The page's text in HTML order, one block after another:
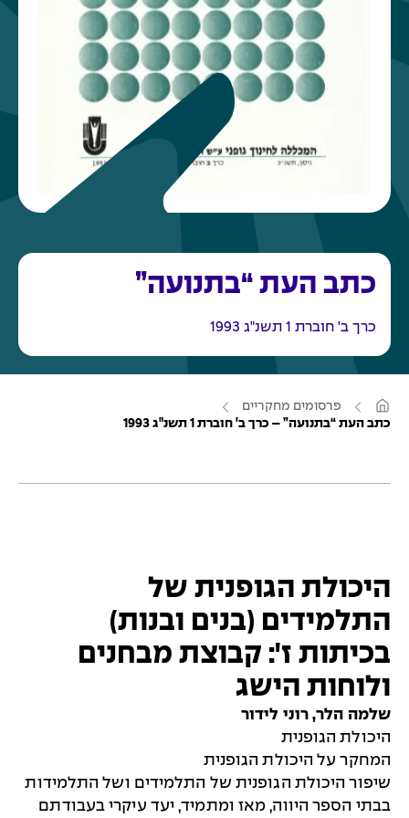
כתב העת “בתנועה”
כרך ב' חוברת 1 תשנ"ג 1993
ע
מ
ו
י
פרסומים מחקריים
כתב העת “בתנועה” – כרך ב' חוברת 1 תשנ"ג 1993
היכולת הגופנית של
התלמידים (בנים ובנות)
בכיתות ז': קבוצת מבחנים
ולוחות הישג
שלמה הלר, רוני לידור
היכולת הגופנית
המחקר על היכולת הגופנית
שיפור היכולת הגופנית של התלמידים ושל התלמידות
בבתי הספר היווה, מאז ומתמיד, יעד עיקרי בעבודתם